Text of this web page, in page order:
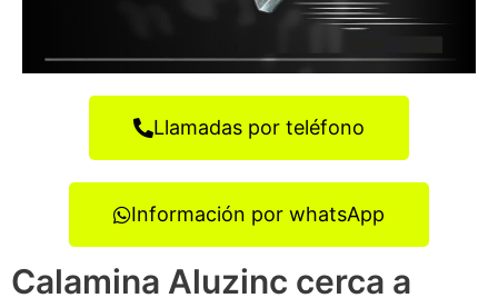
Llamadas por teléfono
Información por whatsApp
Calamina Aluzinc cerca a